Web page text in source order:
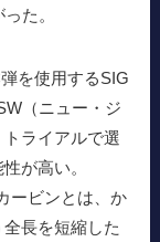
た。
を使用するSIG
（ニュー・ジ
ライアルで選
が高い。
ービンとは、か
長を短縮した